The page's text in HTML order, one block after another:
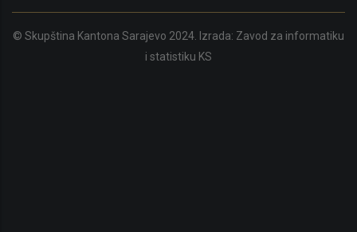
© Skupština Kantona Sarajevo 2024. Izrada: Zavod za informatiku
i statistiku KS